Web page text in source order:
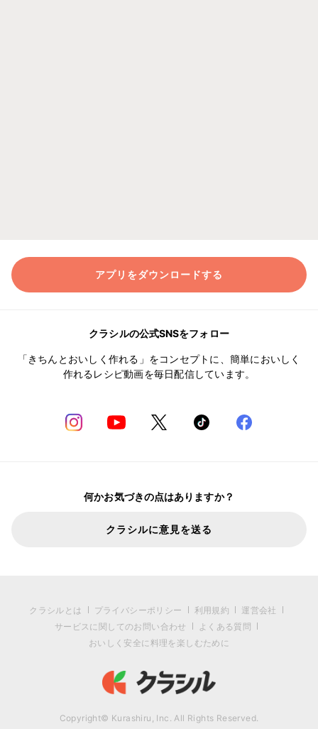
アプリをダウンロードする
クラシルの公式SNSをフォロー
「きちんとおいしく作れる」をコンセプトに、簡単においしく
作れるレシピ動画を毎日配信しています。
何かお気づきの点はありますか？
クラシルに意見を送る
クラシルとは プライバシーポリシー 利用規約
運営会社
サービスに関してのお問い合わせ
よくある質問
おいしく安全に料理を楽しむために
Copyright© Kurashiru, Inc. All Rights Reserved.